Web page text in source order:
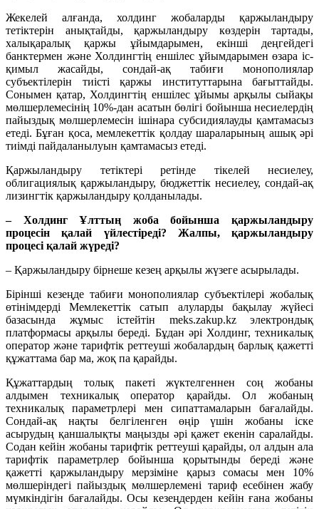
Жекелей алғанда, холдинг жобаларды қаржыландыру
тетіктерін анықтайды, қаржыландыру көздерін тартады,
халықаралық қаржы ұйымдарымен, екінші деңгейдегі
банктермен және Холдингтің еншілес ұйымдарымен өзара іс-
қимыл жасайды, сондай-ақ табиғи монополиялар
субъектілерін тиісті қаржы институттарына бағыттайды.
Сонымен қатар, Холдингтің еншілес ұйымы арқылы сыйақы
мөлшерлемесінің 10%-дан асатын бөлігі бойынша несиелердің
пайыздық мөлшерлемесін ішінара субсидиялауды қамтамасыз
етеді. Бұған қоса, мемлекеттік қолдау шараларының ашық әрі
тиімді пайдаланылуын қамтамасыз етеді.
Қаржыландыру тетіктері ретінде тікелей несиелеу,
облигациялық қаржыландыру, бюджеттік несиелеу, сондай-ақ
лизингтік қаржыландыру қолданылады.
– Холдинг Ұлттың жоба бойынша қаржыландыру
процесін қалай үйлестіреді? Жалпы, қаржыландыру
процесі қалай жүреді?
– Қаржыландыру бірнеше кезең арқылы жүзеге асырылады.
Бірінші кезеңде табиғи монополиялар субъектілері жобалық
өтінімдерді Мемлекеттік сатып алуларды бақылау жүйесі
базасында жұмыс істейтін meks.zakup.kz электрондық
платформасы арқылы береді. Бұдан әрі Холдинг, техникалық
оператор және тарифтік реттеуші жобалардың барлық қажетті
құжаттама бар ма, жоқ па қарайды.
Құжаттардың толық пакеті жүктелгеннен соң жобаны
алдымен техникалық оператор қарайды. Ол жобаның
техникалық параметрлері мен сипаттамаларын бағалайды.
Сондай-ақ нақты белгіленген өңір үшін жобаны іске
асырудың қаншалықты маңызды әрі қажет екенін саралайды.
Содан кейін жобаны тарифтік реттеуші қарайды, ол алдын ала
тарифтік параметрлер бойынша қорытынды береді және
қажетті қаржыландыру мерзіміне қарыз сомасы мен 10%
мөлшеріндегі пайыздық мөлшерлемені тариф есебінен жабу
мүмкіндігін бағалайды. Осы кезеңдерден кейін ғана жобаны